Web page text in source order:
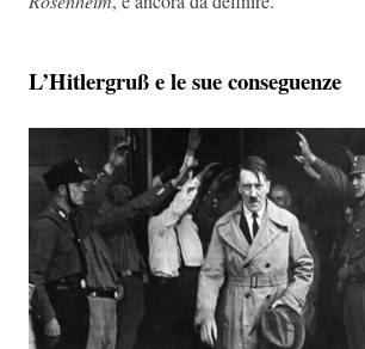
L’Hitlergruße le sue conseguenze